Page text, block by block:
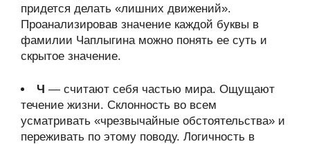
придется делать «лишних движений».
Проанализировав значение каждой буквы в
фамилии Чаплыгина можно понять ее суть и
скрытое значение.
Ч — считают себя частью мира. Ощущают
течение жизни. Склонность во всем
усматривать «чрезвычайные обстоятельства» и
переживать по этому поводу. Логичность в